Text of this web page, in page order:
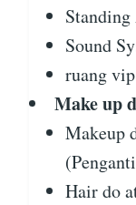
Sound
ruang vip
Make up
Makeup
Hair do